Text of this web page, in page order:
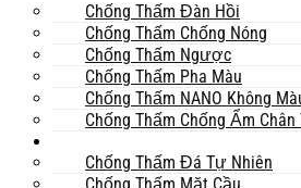
Chống Thấm Đàn Hồi
Chống Thấm Chống Nóng
Chống Thấm Ngược
Chống Thấm Pha Màu
Chống Thấm NANO Không
Chống Thấm Chống Ẩm
Chống Thấm Đá Tự Nhiên